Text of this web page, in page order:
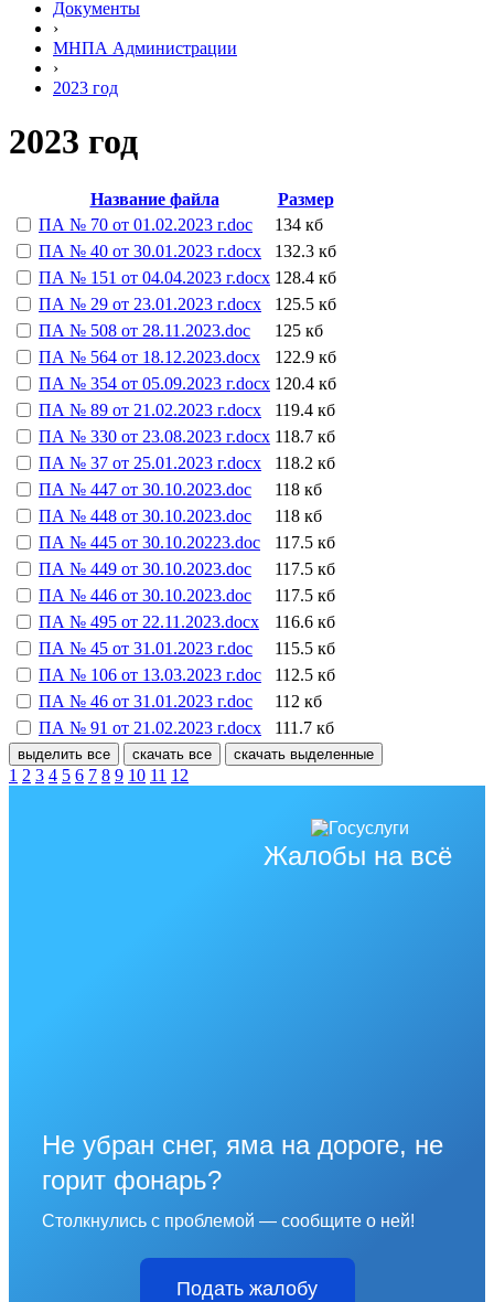
Документы
›
МНПА Администрации
›
2023 год
2023 год
Название файла
Размер
ПА № 70 от 01.02.2023 г.doc
134 кб
ПА № 40 от 30.01.2023 г.docx
132.3 кб
ПА № 151 от 04.04.2023 г.docx 128.4 кб
ПА № 29 от 23.01.2023 г.docx
125.5 кб
ПА № 508 от 28.11.2023.doc
125 кб
ПА № 564 от 18.12.2023.docx
122.9 кб
ПА № 354 от 05.09.2023 г.docx 120.4 кб
ПА № 89 от 21.02.2023 г.docx
119.4 кб
ПА № 330 от 23.08.2023 г.docx 118.7 кб
ПА № 37 от 25.01.2023 г.docx
118.2 кб
ПА № 447 от 30.10.2023.doc
118 кб
ПА № 448 от 30.10.2023.doc
118 кб
ПА № 445 от 30.10.20223.doc
117.5 кб
ПА № 449 от 30.10.2023.doc
117.5 кб
ПА № 446 от 30.10.2023.doc
117.5 кб
ПА № 495 от 22.11.2023.docx
116.6 кб
ПА № 45 от 31.01.2023 г.doc
115.5 кб
ПА № 106 от 13.03.2023 г.doc
112.5 кб
ПА № 46 от 31.01.2023 г.doc
112 кб
ПА № 91 от 21.02.2023 г.docx
111.7 кб
выделить все скачать все скачать выделенные
1 2 3 4 5 6 7 8 9 10 11 12
Жалобы на всё
Не убран снег, яма на дороге, не
горит фонарь?
Столкнулись с проблемой — сообщите о ней!
Подать жалобу